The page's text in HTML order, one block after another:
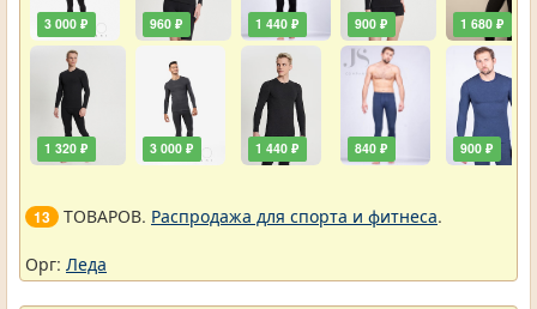
3 000 ₽
1 320 ₽
960 ₽
3 000 ₽
1 440 ₽
1 440 ₽
900 ₽
840 ₽
1 680 ₽
900 ₽
13 ТОВАРОВ. Распродажа для спорта и фитнеса.
Орг: Леда